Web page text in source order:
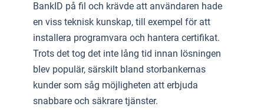
BankID på fil och krävde att användaren hade
en viss teknisk kunskap, till exempel för att
installera programvara och hantera certifikat.
Trots det tog det inte lång tid innan lösningen
blev populär, särskilt bland storbankernas
kunder som såg möjligheten att erbjuda
snabbare och säkrare tjänster.